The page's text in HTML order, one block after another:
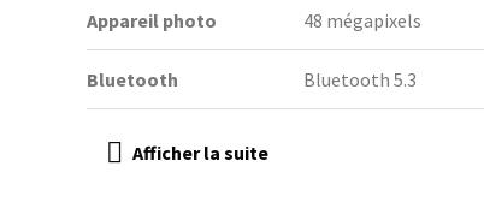
Appareil photo 48 mégapixels
Bluetooth Bluetooth 5.3